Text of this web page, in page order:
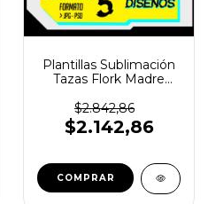
Plantillas Sublimación
Tazas Flork Madre
$2.842,86
$2.142,86